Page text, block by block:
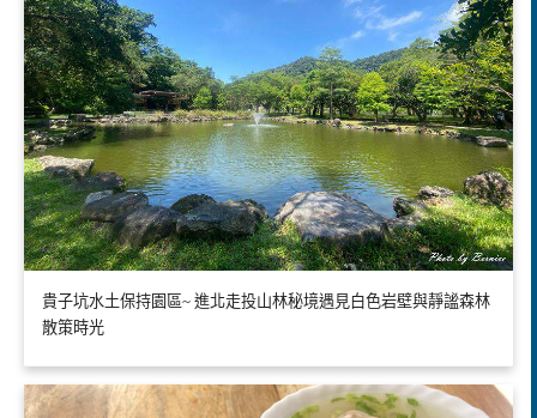
貴子坑水土保持園區~ 進北走投山林秘境遇見白色岩壁與靜謐森林
散策時光